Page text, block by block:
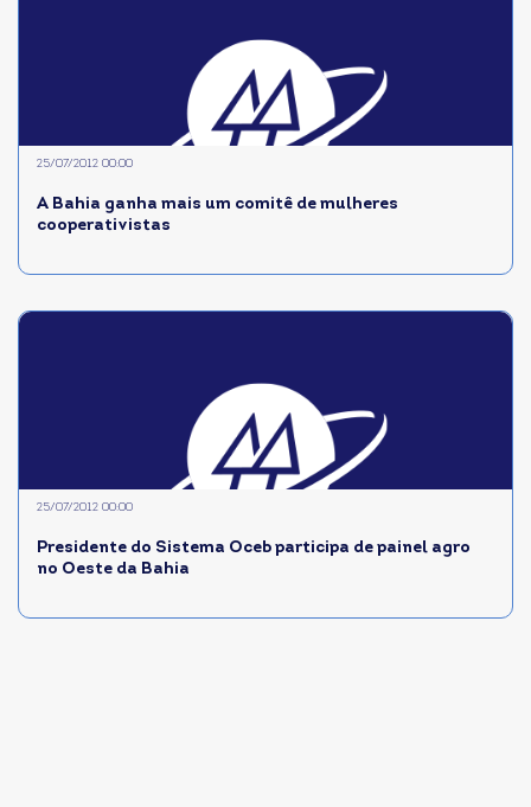
A Bahia ganha mais um comitê de mulheres
cooperativistas
25/07/2012 00:00
Presidente do Sistema Oceb participa de painel agro
no Oeste da Bahia
25/07/2012 00:00